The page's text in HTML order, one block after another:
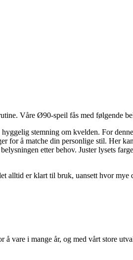
Våre Ø90-speil fås med følgende
stemning om kvelden. For
for å matche din personlige stil. Her
etter behov. Juster lysets
alltid er klart til bruk, uansett hvor mye
i mange år, og med vårt store